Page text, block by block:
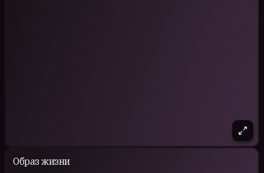
Образ жизни